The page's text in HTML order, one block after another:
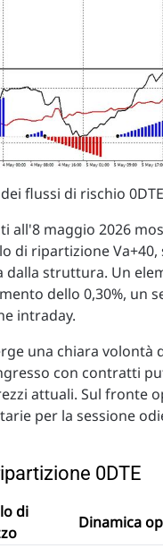
flussi di rischio 0DTE
all'8 maggio 2026
di ripartizione
dalla struttura. Un
dello 0,30%, un
intraday.
una chiara
con contratti
attuali. Sul fronte
per la sessione
0DTE
di
Dinamica